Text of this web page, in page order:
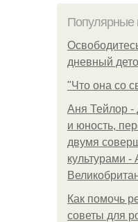
Популярные
дневный
"Что она со
Аня Тейлор -
и юность,
двумя
культурами -
Как помочь
советы для